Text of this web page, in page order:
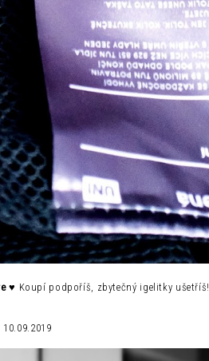
♥ Koupí podpoříš, zbytečný igelitky ušetříš!